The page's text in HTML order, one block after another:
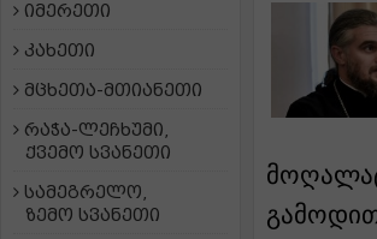
იმერეთი
კახეთი
მცხეთა-მთიანეთი
რაჭა-ლეჩხუმი,
ქვემო სვანეთი
სამეგრელო,
ზემო სვანეთი